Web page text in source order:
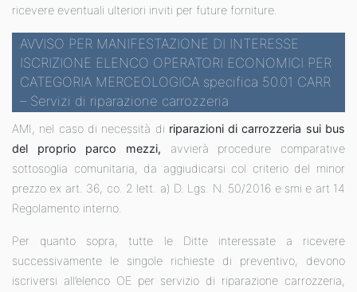
ricevere eventuali ulteriori inviti per future forniture.
AVVISO PER MANIFESTAZIONE DI INTERESSE
ISCRIZIONE ELENCO OPERATORI ECONOMICI PER
CATEGORIA MERCEOLOGICA specifica 50.01 CARR
– Servizi di riparazione carrozzeria
AMI, nel caso di necessità di riparazioni di carrozzeria sui bus
del proprio parco mezzi, avvierà procedure comparative
sottosoglia comunitaria, da aggiudicarsi col criterio del minor
prezzo ex art. 36, co. 2 lett. a) D. Lgs. N. 50/2016 e smi e art 14
Regolamento interno.
Per quanto sopra, tutte le Ditte interessate a ricevere
successivamente le singole richieste di preventivo, devono
iscriversi all’elenco OE per servizio di riparazione carrozzeria,